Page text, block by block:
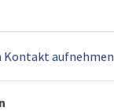
Kontakt aufnehmen